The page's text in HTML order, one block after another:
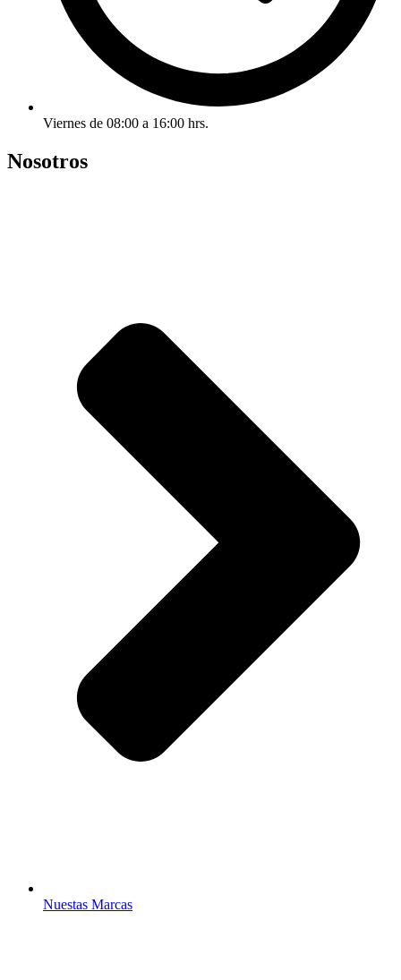
Viernes de 08:00 a 16:00 hrs.
Nosotros
Nuestas Marcas